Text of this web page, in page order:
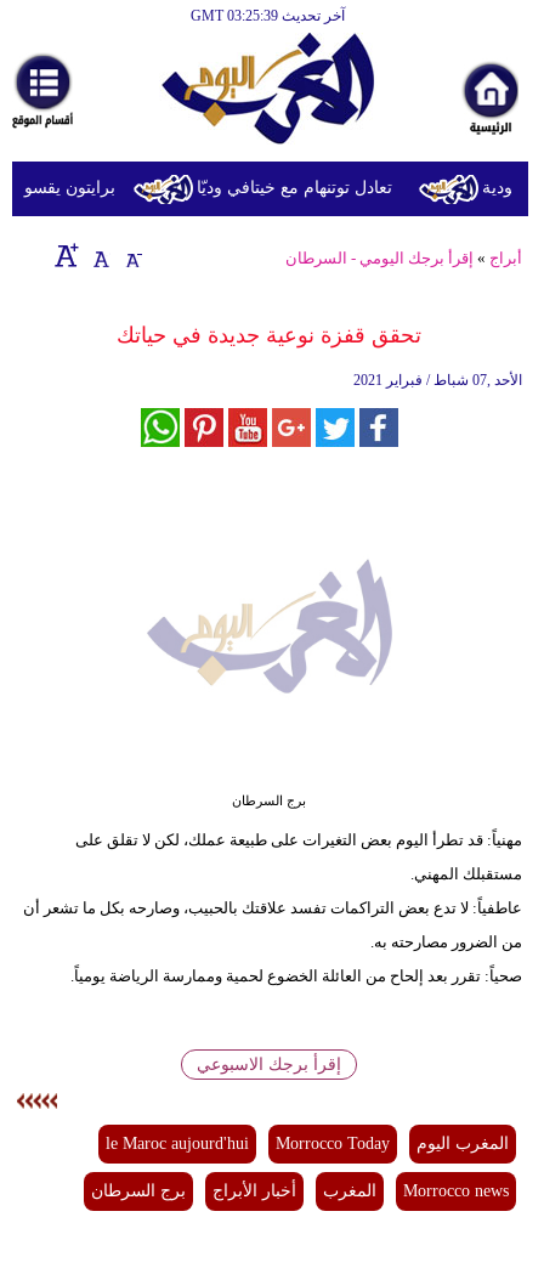
آخر تحديث GMT 03:25:39
أخبارعاجلة
رياضة
ثقافة
إقتصاد
مرأة
برايتون يقسو على تعادل توتنهام مع خيتافي وديّا
أبراج » إقرأ برجك اليومي - السرطان
تحقق قفزة نوعية جديدة في حياتك
الأحد ,07 شباط / فبراير 2021
برج السرطان
مهنياً: قد تطرأ اليوم بعض التغيرات على طبيعة عملك، لكن لا تقلق على
مستقبلك المهني.
عاطفياً: لا تدع بعض التراكمات تفسد علاقتك بالحبيب، وصارحه بكل ما تشعر أن
من الضرور مصارحته به.
صحياً: تقرر بعد إلحاح من العائلة الخضوع لحمية وممارسة الرياضة يومياً.
إقرأ برجك الاسبوعي
المغرب اليوم Morrocco Today
le Maroc aujourd'hui
Morrocco news المغرب أخبار الأبراج برج السرطان